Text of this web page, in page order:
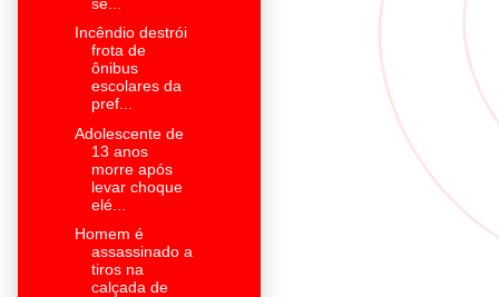
Incêndio destrói
frota de
ônibus
escolares da
pref...
Adolescente de
13 anos
morre após
levar choque
elé...
Homem é
assassinado a
tiros na
calçada de